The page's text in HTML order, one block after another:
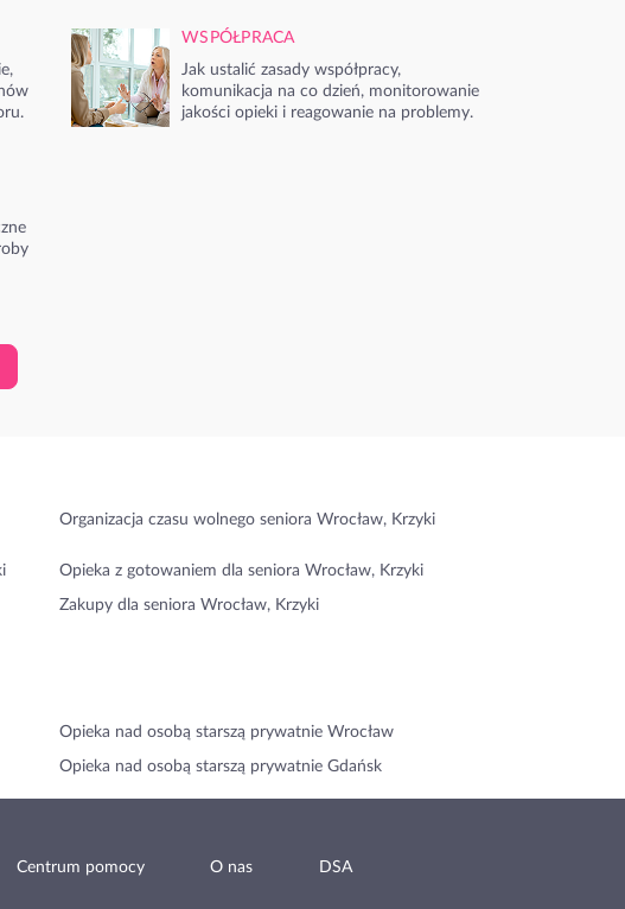
WSPÓŁPRACA
Jak ustalić zasady współpracy,
komunikacja na co dzień, monitorowanie
jakości opieki i reagowanie na problemy.
Organizacja czasu wolnego seniora Wrocław, Krzyki
Opieka z gotowaniem dla seniora Wrocław, Krzyki
Zakupy dla seniora Wrocław, Krzyki
Opieka nad osobą starszą prywatnie Wrocław
Opieka nad osobą starszą prywatnie Gdańsk
Centrum pomocy O nas DSA